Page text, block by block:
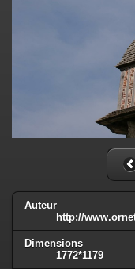
Auteur
http://
Dimensions
1772*1179